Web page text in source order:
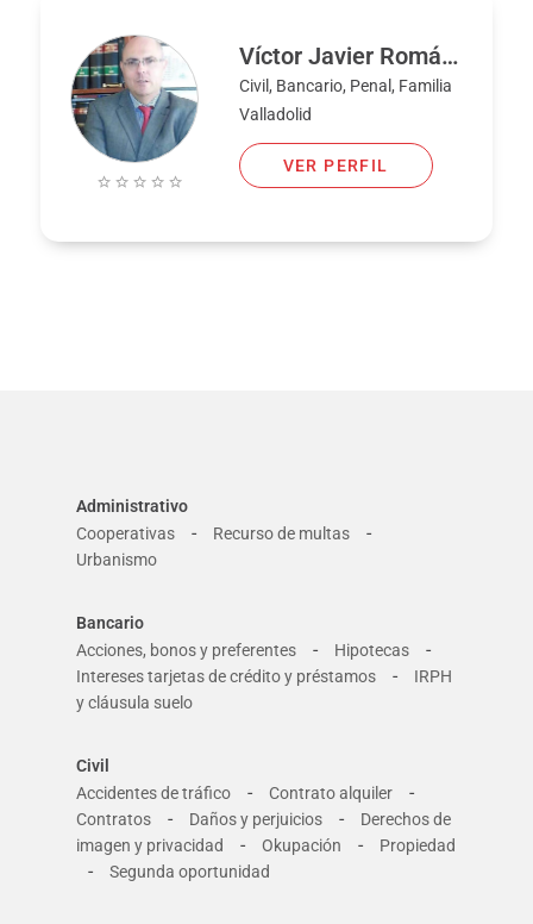
Víctor Javier Román Fernández
Civil, Bancario, Penal, Familia
Valladolid
VER PERFIL
Administrativo
Cooperativas
- Recurso de multas -
Urbanismo
Bancario
Acciones, bonos y preferentes
- Hipotecas -
Intereses tarjetas de crédito y préstamos -
IRPH
y cláusula suelo
Civil
Accidentes de tráfico
- Contrato alquiler -
Contratos - Daños y perjuicios -
Derechos de
imagen y privacidad
- Okupación - Propiedad
- Segunda oportunidad